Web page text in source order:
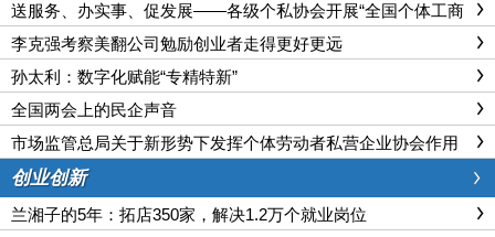
送服务、办实事、促发展——各级个私协会开展“全国个体工商
户服务月”活动
李克强考察美翻公司勉励创业者走得更好更远
孙太利：数字化赋能“专精特新”
全国两会上的民企声音
市场监管总局关于新形势下发挥个体劳动者私营企业协会作用
助推个体私营经济高质量发展的意见
创业创新
兰湘子的5年：拓店350家，解决1.2万个就业岗位